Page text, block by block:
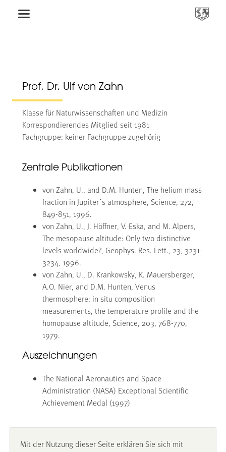
Prof. Dr. Ulf von Zahn
Klasse für Naturwissenschaften und Medizin
Korrespondierendes Mitglied seit 1981
Fachgruppe: keiner Fachgruppe zugehörig
Zentrale Publikationen
von Zahn, U., and D.M. Hunten, The helium mass
fraction in Jupiter´s atmosphere, Science, 272,
849-851, 1996.
von Zahn, U., J. Höffner, V. Eska, and M. Alpers,
The mesopause altitude: Only two distinctive
levels worldwide?, Geophys. Res. Lett., 23, 3231-
3234, 1996.
von Zahn, U., D. Krankowsky, K. Mauersberger,
A.O. Nier, and D.M. Hunten, Venus
thermosphere: in situ composition
measurements, the temperature profile and the
homopause altitude, Science, 203, 768-770,
1979.
Auszeichnungen
The National Aeronautics and Space
Administration (NASA) Exceptional Scientific
Achievement Medal (1997)
Mit der Nutzung dieser Seite erklären Sie sich mit